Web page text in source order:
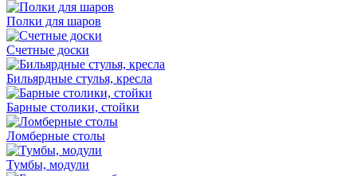
Полки для шаров
Счетные доски
Бильярдные стулья, кресла
Барные столики, стойки
Ломберные столы
Тумбы, модули